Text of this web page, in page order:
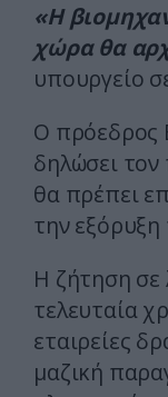
«Η
χώρα θα
υπουργείο
Ο πρόεδρος
δηλώσει
θα πρέπει
την εξόρυξη
Η ζήτηση σε
τελευταία
εταιρείες
μαζική